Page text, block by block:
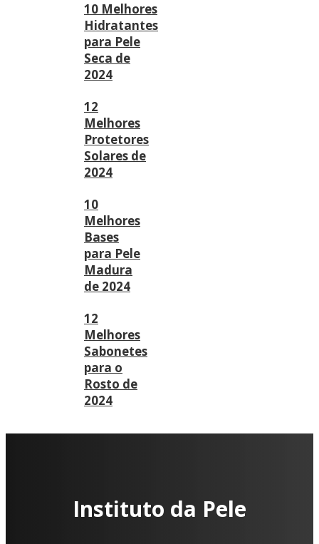
10 Melhores
Hidratantes
para Pele
Seca de
2024
12
Melhores
Protetores
Solares de
2024
10
Melhores
Bases
para Pele
Madura
de 2024
12
Melhores
Sabonetes
para o
Rosto de
2024
Instituto da Pele